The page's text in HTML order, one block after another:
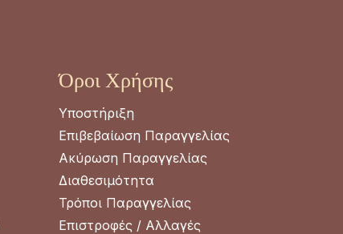
Όροι Χρήσης
Υποστήριξη
Επιβεβαίωση Παραγγελίας
Ακύρωση Παραγγελίας
Διαθεσιμότητα
Τρόποι Παραγγελίας
Επιστροφές / Αλλαγές